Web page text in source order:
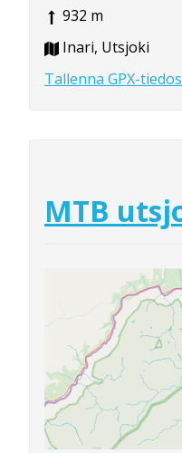
932 m
Inari, Utsjoki
Tallenna GPX-
MTB